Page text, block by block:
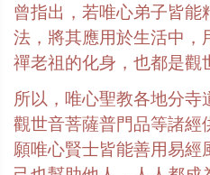
曾指出，若唯心弟子皆能
法，將其應用於生活中，
禪老祖的化身，也都是觀
所以，唯心聖教各地分寺
觀世音菩薩普門品等諸經
願唯心賢士皆能善用易經